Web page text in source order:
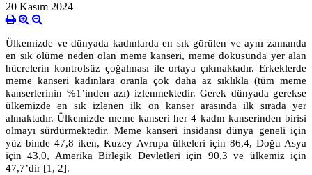
20 Kasım 2024
Ülkemizde ve dünyada kadınlarda en sık görülen ve aynı zamanda
en sık ölüme neden olan meme kanseri, meme dokusunda yer alan
hücrelerin kontrolsüz çoğalması ile ortaya çıkmaktadır. Erkeklerde
meme kanseri kadınlara oranla çok daha az sıklıkla (tüm meme
kanserlerinin %1’inden azı) izlenmektedir. Gerek dünyada gerekse
ülkemizde en sık izlenen ilk on kanser arasında ilk sırada yer
almaktadır. Ülkemizde meme kanseri her 4 kadın kanserinden birisi
olmayı sürdürmektedir. Meme kanseri insidansı dünya geneli için
yüz binde 47,8 iken, Kuzey Avrupa ülkeleri için 86,4, Doğu Asya
için 43,0, Amerika Birleşik Devletleri için 90,3 ve ülkemiz için
47,7’dir [1, 2].